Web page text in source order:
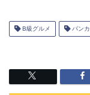
B級グルメ パンカ